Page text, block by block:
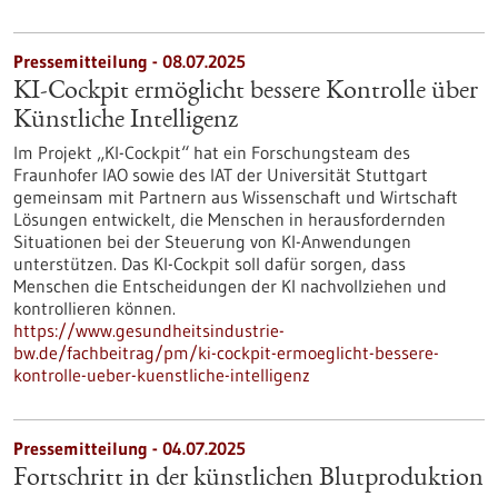
Pressemitteilung - 08.07.2025
KI-Cockpit ermöglicht bessere Kontrolle über
Künstliche Intelligenz
Im Projekt „KI-Cockpit“ hat ein Forschungsteam des
Fraunhofer IAO sowie des IAT der Universität Stuttgart
gemeinsam mit Partnern aus Wissenschaft und Wirtschaft
Lösungen entwickelt, die Menschen in herausfordernden
Situationen bei der Steuerung von KI-Anwendungen
unterstützen. Das KI-Cockpit soll dafür sorgen, dass
Menschen die Entscheidungen der KI nachvollziehen und
kontrollieren können.
https://www.gesundheitsindustrie-
bw.de/fachbeitrag/pm/ki-cockpit-ermoeglicht-bessere-
kontrolle-ueber-kuenstliche-intelligenz
Pressemitteilung - 04.07.2025
Fortschritt in der künstlichen Blutproduktion